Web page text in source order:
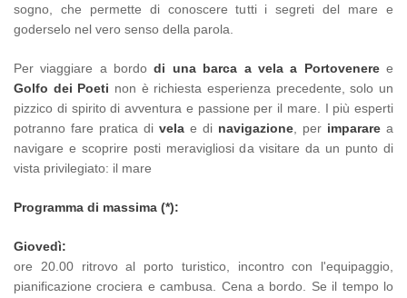
sogno, che permette di conoscere tutti i segreti del mare e
goderselo nel vero senso della parola.
Per viaggiare a bordodi una barca a vela a Portoveneree
Golfo dei Poeti non è richiesta esperienza precedente, solo un
pizzico di spirito di avventura e passione per il mare. I più esperti
potranno fare pratica di vela e di navigazione , per imparare a
navigare e scoprire posti meravigliosi da visitare da un punto di
vista privilegiato: il mare
Programma di massima (*):
Giovedì:
ore 20.00 ritrovo al porto turistico, incontro con l'equipaggio,
pianificazione crociera e cambusa. Cena a bordo. Se il tempo lo